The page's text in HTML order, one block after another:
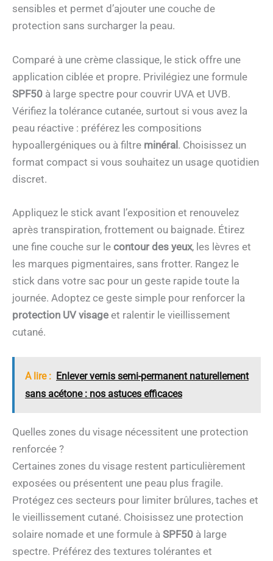
sensibles et permet d’ajouter une couche de
protection sans surcharger la peau.
Comparé à une crème classique, le stick offre une
application ciblée et propre. Privilégiez une formule
SPF50 à large spectre pour couvrir UVA et UVB.
Vérifiez la tolérance cutanée, surtout si vous avez la
peau réactive : préférez les compositions
hypoallergéniques ou à filtre minéral. Choisissez un
format compact si vous souhaitez un usage quotidien
discret.
Appliquez le stick avant l’exposition et renouvelez
après transpiration, frottement ou baignade. Étirez
une fine couche sur le contour des yeux, les lèvres et
les marques pigmentaires, sans frotter. Rangez le
stick dans votre sac pour un geste rapide toute la
journée. Adoptez ce geste simple pour renforcer la
protection UV visage et ralentir le vieillissement
cutané.
A lire : Enlever vernis semi-permanent naturellement
sans acétone : nos astuces efficaces
Quelles zones du visage nécessitent une protection
renforcée ?
Certaines zones du visage restent particulièrement
exposées ou présentent une peau plus fragile.
Protégez ces secteurs pour limiter brûlures, taches et
le vieillissement cutané. Choisissez une protection
solaire nomade et une formule à SPF50 à large
spectre. Préférez des textures tolérantes et